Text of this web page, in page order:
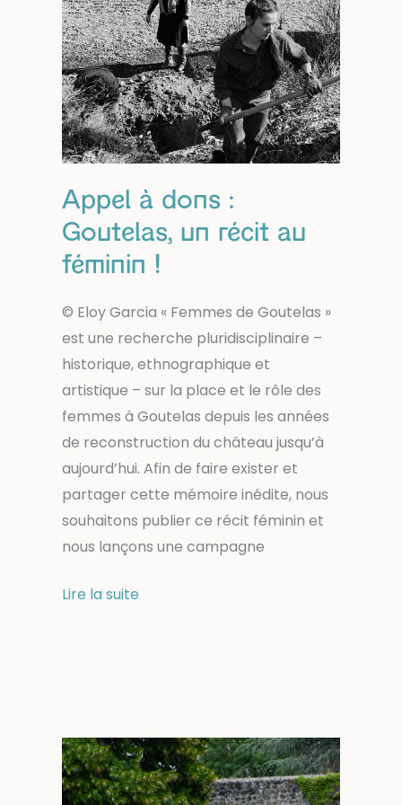
Appel à dons :
Goutelas, un récit au
féminin !
© Eloy Garcia « Femmes de Goutelas »
est une recherche pluridisciplinaire –
historique, ethnographique et
artistique – sur la place et le rôle des
femmes à Goutelas depuis les années
de reconstruction du château jusqu’à
aujourd’hui. Afin de faire exister et
partager cette mémoire inédite, nous
souhaitons publier ce récit féminin et
nous lançons une campagne
Appel
récit
au
Lire la suite